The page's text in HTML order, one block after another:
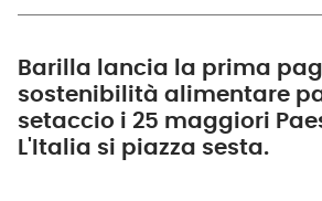
Barilla lancia la prima
sostenibilità alimentare
setaccio i 25 maggiori
L'Italia si piazza sesta.